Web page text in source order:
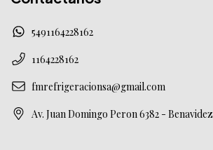
5491164228162
1164228162
fmrefrigeracionsa@gmail.com
Av. Juan Domingo Peron 6382 - Benavidez